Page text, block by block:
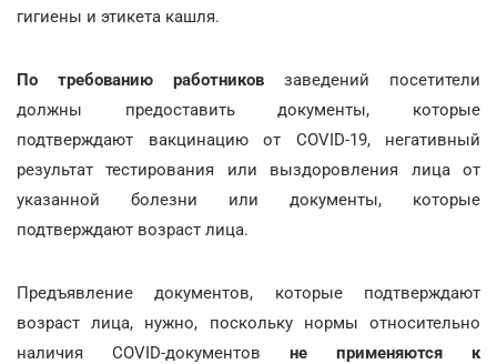
гигиены и этикета кашля.
По требованию работников заведений посетители
должны предоставить документы, которые
подтверждают вакцинацию от COVID-19, негативный
результат тестирования или выздоровления лица от
указанной болезни или документы, которые
подтверждают возраст лица.
Предъявление документов, которые подтверждают
возраст лица, нужно, поскольку нормы относительно
наличия COVID-документов не применяются к